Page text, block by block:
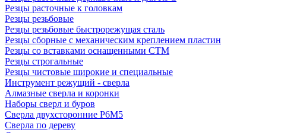
Резцы расточные к головкам
Резцы резьбовые
Резцы резьбовые быстрорежущая сталь
Резцы сборные с механическим креплением пластин
Резцы со вставками оснащенными СТМ
Резцы строгальные
Резцы чистовые широкие и специальные
Инструмент режущий - сверла
Алмазные сверла и коронки
Наборы сверл и буров
Сверла двухсторонние Р6М5
Сверла по дереву